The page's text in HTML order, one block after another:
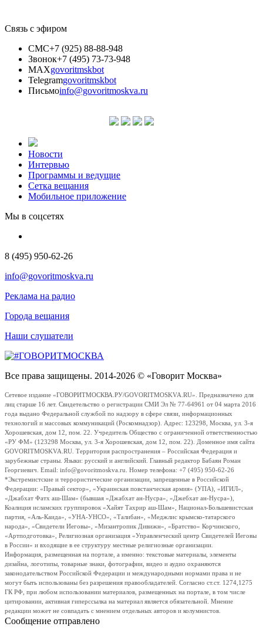
Связь с эфиром
СМС+7 (925) 88-88-948
Звонок+7 (495) 73-73-948
MAXgovoritmskbot
Telegramgovoritmskbot
Письмоinfo@govoritmoskva.ru
Новости
Интервью
Программы и ведущие
Сетка вещания
Мобильное приложение
Мы в соцсетях
8 (495) 950-62-26
info@govoritmoskva.ru
Реклама на радио
Города вещания
Наши слушатели
Все права защищены. 2014-2026 © «Говорит Москва»
Сетевое издание «ГОВОРИТМОСКВА.РУ/GOVORITMOSKVA.RU». Предназначено для
лиц старше 16 лет. Свидетельство о регистрации СМИ Эл № 77-64961 от 04 марта 2016
года выдано Федеральной службой по надзору в сфере связи, информационных
технологий и массовых коммуникаций (Роскомнадзор). Адрес: 123298, Москва, ул. 3-я
Хорошевская, дом 12, пом. 22. Учредитель Общество с ограниченной ответственностью
«РУ ФМ» (123298 Москва, ул. 3-я Хорошевская, дом 12, пом. 22). Доменное имя сайта
GOVORITMOSKVA.RU. Территория распространения – Российская Федерация и
зарубежные страны. Языки: русский и английский. Главный редактор Бабаян Роман
Георгиевич. Email: info@govoritmoskva.ru. Номер телефона: +7 (495) 950-62-26
*Экстремистские и террористические организации, запрещенные в Российской
Федерации: «Правый сектор», «Украинская повстанческая армия» (УПА), «ИГИЛ»,
«Джабхат Фатх аш-Шам» (бывшая «Джабхат ан-Нусра», «Джебхат ан-Нусра»),
Коалиция исламских группировок «Хайят Тахрир аш-Шам», Национал-Большевистская
партия, «Аль-Каида», «УНА-УНСО», «Талибан», «Меджлис крымско-татарского
народа», «Свидетели Иеговы», «Мизантропик Дивижн», «Братство» Корчинского,
«Артподготовка», Религиозная организация «Управленческий центр Свидетелей Иеговы
в России» и входящие в ее структуру местные религиозные организации.
Информация, размещенная на портале, а именно: текстовые материалы, элементы
дизайна, логотипы, товарные знаки, фотографии, видео и аудио охраняются
законодательством Российской Федерации и международными нормами права и не
могут быть использованы без разрешения правообладателей. Согласно ст.ст. 1274,1275
ГК РФ, при любом использовании материалов, размещенных на портале, в том числе
цитировании, активная гиперссылка на материал является обязательной. Мнение
редакции может не совпадать с мнением отдельных авторов и колумнистов.
Сообщение отправлено